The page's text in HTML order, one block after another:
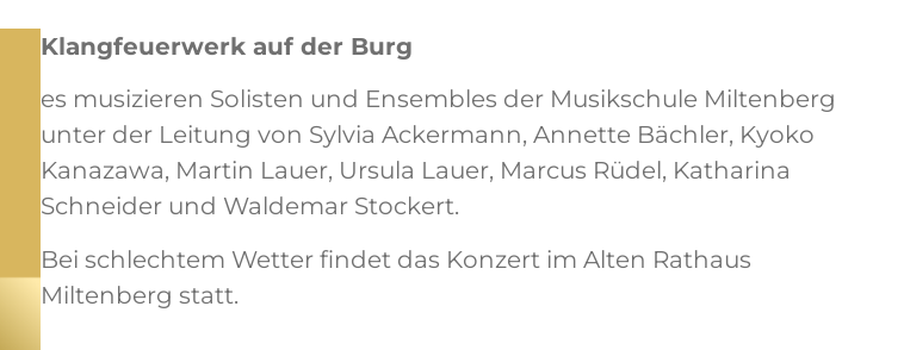
Klangfeuerwerk auf der Burg
es musizieren Solisten und Ensembles der Musikschule Miltenberg
unter der Leitung von Sylvia Ackermann, Annette Bächler, Kyoko
Kanazawa, Martin Lauer, Ursula Lauer, Marcus Rüdel, Katharina
Schneider und Waldemar Stockert.
Bei schlechtem Wetter findet das Konzert im Alten Rathaus
Miltenberg statt.